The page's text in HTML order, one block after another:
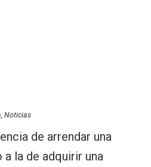
Noticias
de arrendar una
la de adquirir una